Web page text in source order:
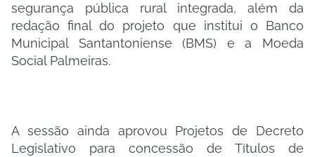
segurança pública rural integrada, além da
redação final do projeto que institui o Banco
Municipal Santantoniense (BMS) e a Moeda
Social Palmeiras.
A sessão ainda aprovou Projetos de Decreto
Legislativo para concessão de Títulos de